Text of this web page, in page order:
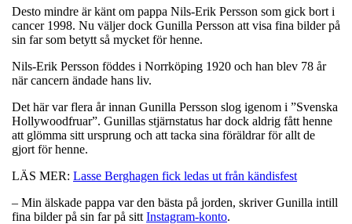
Desto mindre är känt om pappa Nils-Erik Persson som gick bort i
cancer 1998. Nu väljer dock Gunilla Persson att visa fina bilder på
sin far som betytt så mycket för henne.
Nils-Erik Persson föddes i Norrköping 1920 och han blev 78 år
när cancern ändade hans liv.
Det här var flera år innan Gunilla Persson slog igenom i ”Svenska
Hollywoodfruar”. Gunillas stjärnstatus har dock aldrig fått henne
att glömma sitt ursprung och att tacka sina föräldrar för allt de
gjort för henne.
LÄS MER: Lasse Berghagen fick ledas ut från kändisfest
– Min älskade pappa var den bästa på jorden, skriver Gunilla intill
fina bilder på sin far på sitt Instagram-konto.